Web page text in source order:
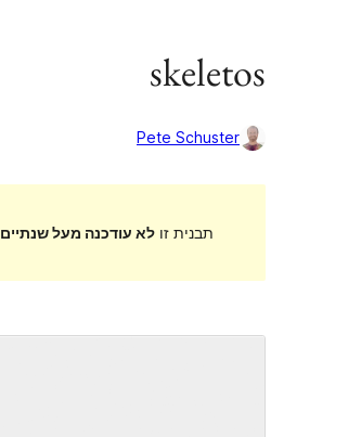
skeletos
Pete Schuster
תבנית זולא עודכנה מעל שנתיים